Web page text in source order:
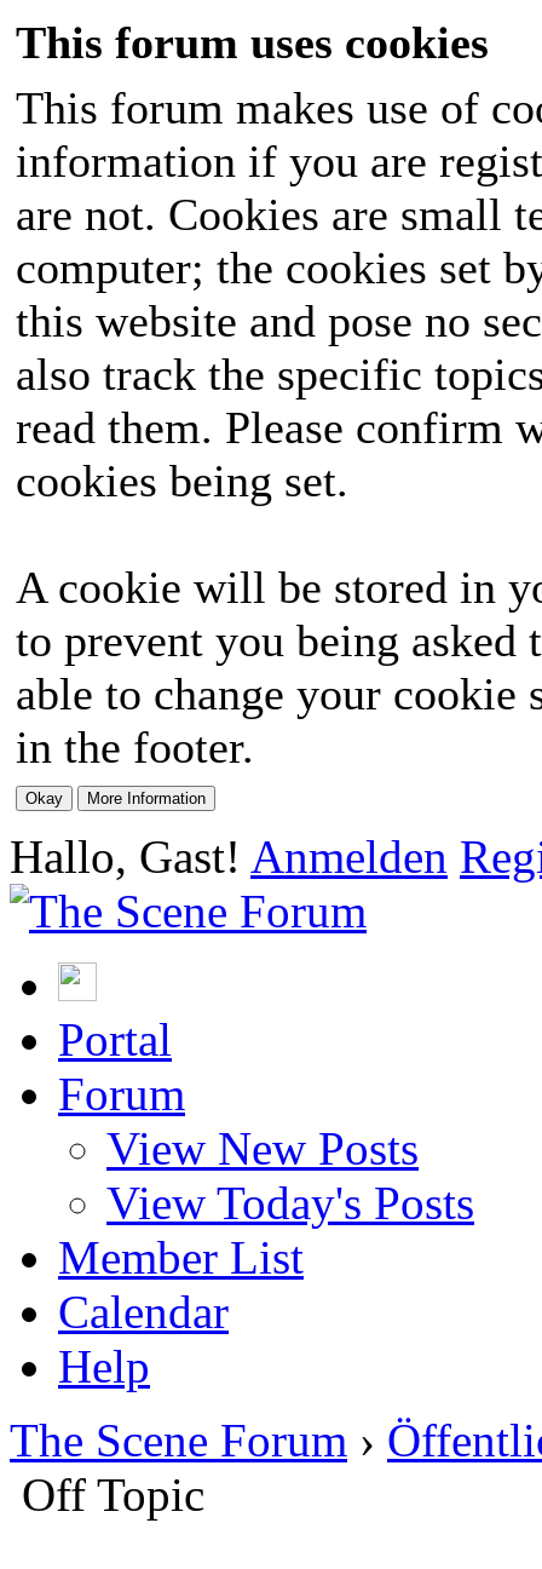
This forum uses cookies
This forum makes use of
information if you are
are not. Cookies are small
computer; the cookies set
this website and pose no
also track the specific
read them. Please confirm
cookies being set.
A cookie will be stored in
to prevent you being
able to change your
in the footer.
Hallo, Gast! Anmelden
Portal
Forum
View New Posts
View Today's Posts
Member List
Calendar
Help
The Scene Forum ›
Off Topic